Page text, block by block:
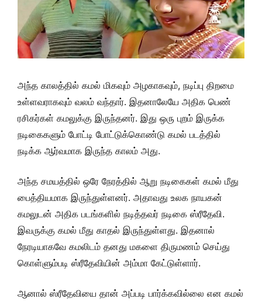
அந்த காலத்தில் கமல் மிகவும் அழகாகவும், நடிப்பு திறமை
உள்ளவராகவும் வலம் வந்தார். இதனாலேயே அதிக பெண்
ரசிகர்கள் கமலுக்கு இருந்தனர். இது ஒரு புறம் இருக்க
நடிகைகளும் போட்டி போட்டுக்கொண்டு கமல் படத்தில்
நடிக்க ஆர்வமாக இருந்த காலம் அது.
அந்த சமயத்தில் ஒரே நேரத்தில் ஆறு நடிகைகள் கமல் மீது
பைத்தியமாக இருந்துள்ளனர். அதாவது உலக நாயகன்
கமலுடன் அதிக படங்களில் நடித்தவர் நடிகை ஸ்ரீதேவி.
இவருக்கு கமல் மீது காதல் இருந்துள்ளது. இதனால்
நேரடியாகவே கமலிடம் தனது மகளை திருமணம் செய்து
கொள்ளும்படி ஸ்ரீதேவியின் அம்மா கேட்டுள்ளார்.
ஆனால் ஸ்ரீதேவியை தான் அப்படி பார்க்கவில்லை என கமல்